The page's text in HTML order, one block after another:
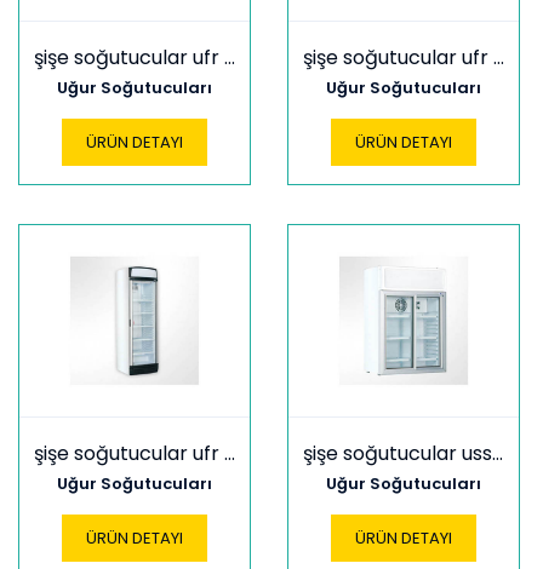
şişe soğutucular ufr 370 sd
Uğur Soğutucuları
ÜRÜN DETAYI
şişe soğutucular ufr 440 gdl
Uğur Soğutucuları
ÜRÜN DETAYI
şişe soğutucular ufr 440 gdlb
Uğur Soğutucuları
ÜRÜN DETAYI
şişe soğutucular uss 100 dıkl
Uğur Soğutucuları
ÜRÜN DETAYI